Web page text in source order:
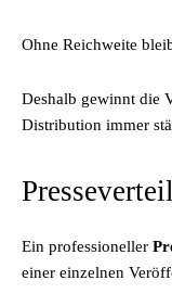
Ohne Reichweite
Deshalb gewinnt die
Distribution immer
Ein professioneller
einer einzelnen